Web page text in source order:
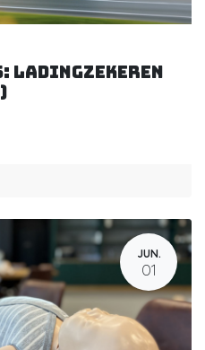
Ladingzekeren
JUN.
01